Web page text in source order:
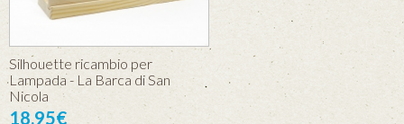
Silhouette ricambio per
Lampada - La Barca di San
Nicola
18.95€